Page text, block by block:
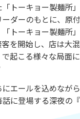
トーキョー製麺所」
ダーのもとに、原
トーキョー製麺
を開始し、店は大
起こる様々な局面
エールを込めなが
に登場する深夜の